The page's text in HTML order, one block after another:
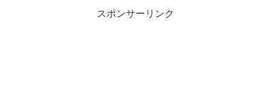
スポンサーリンク